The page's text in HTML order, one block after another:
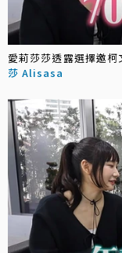
愛莉莎莎透露選擇邀
莎 Alisasa